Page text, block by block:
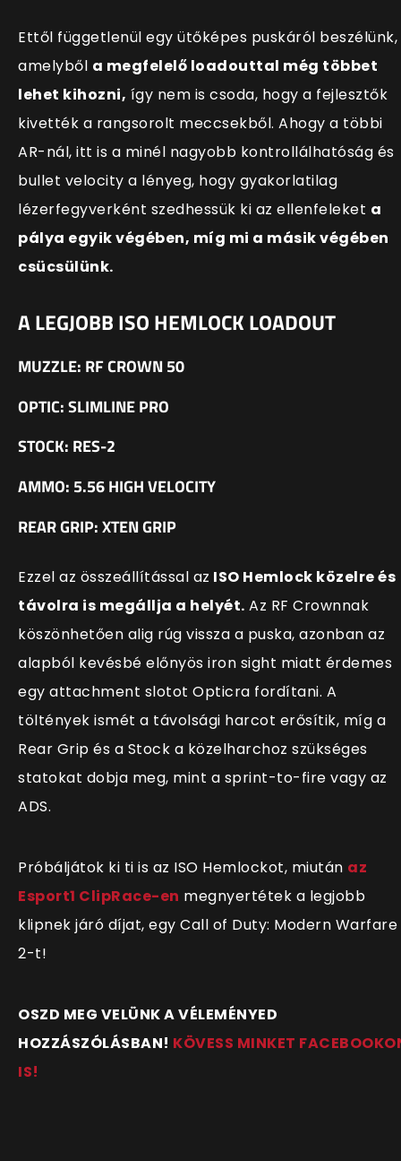
Ettől függetlenül egy ütőképes puskáról beszélünk,
amelyből a megfelelő loadouttal még többet
lehet kihozni, így nem is csoda, hogy a fejlesztők
kivették a rangsorolt meccsekből. Ahogy a többi
AR-nál, itt is a minél nagyobb kontrollálhatóság és
bullet velocity a lényeg, hogy gyakorlatilag
lézerfegyverként szedhessük ki az ellenfeleket a
pálya egyik végében, míg mi a másik végében
csücsülünk.
A LEGJOBB ISO HEMLOCK LOADOUT
MUZZLE: RF CROWN 50
OPTIC: SLIMLINE PRO
STOCK: RES-2
AMMO: 5.56 HIGH VELOCITY
REAR GRIP: XTEN GRIP
Ezzel az összeállítással az ISO Hemlock közelre és
távolra is megállja a helyét. Az RF Crownnak
köszönhetően alig rúg vissza a puska, azonban az
alapból kevésbé előnyös iron sight miatt érdemes
egy attachment slotot Opticra fordítani. A
töltények ismét a távolsági harcot erősítik, míg a
Rear Grip és a Stock a közelharchoz szükséges
statokat dobja meg, mint a sprint-to-fire vagy az
ADS.
Próbáljátok ki ti is az ISO Hemlockot, miután az
Esport1 ClipRace-en megnyertétek a legjobb
klipnek járó díjat, egy Call of Duty: Modern Warfare
2-t!
OSZD MEG VELÜNK A VÉLEMÉNYED
HOZZÁSZÓLÁSBAN! KÖVESS MINKET
IS!